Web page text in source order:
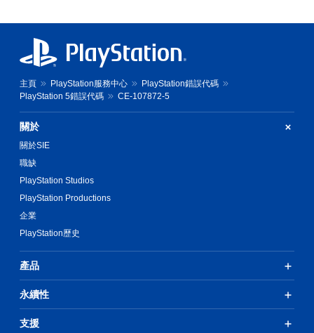
主頁 PlayStation服務中心
PlayStation錯誤代碼
PlayStation 5錯誤代碼
CE-107872-5
關於
關於SIE
職缺
PlayStation Studios
PlayStation Productions
企業
PlayStation歷史
產品
永續性
支援